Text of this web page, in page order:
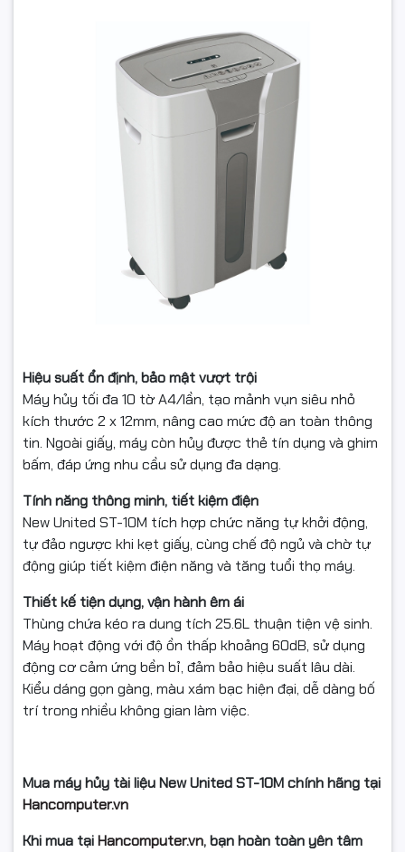
Hiệu suất ổn định, bảo mật vượt trội
Máy hủy tối đa 10 tờ A4/lần, tạo mảnh vụn siêu nhỏ
kích thước 2 x 12mm, nâng cao mức độ an toàn thông
tin. Ngoài giấy, máy còn hủy được thẻ tín dụng và ghim
bấm, đáp ứng nhu cầu sử dụng đa dạng.
Tính năng thông minh, tiết kiệm điện
New United ST-10M tích hợp chức năng tự khởi động,
tự đảo ngược khi kẹt giấy, cùng chế độ ngủ và chờ tự
động giúp tiết kiệm điện năng và tăng tuổi thọ máy.
Thiết kế tiện dụng, vận hành êm ái
Thùng chứa kéo ra dung tích 25.6L thuận tiện vệ sinh.
Máy hoạt động với độ ồn thấp khoảng 60dB, sử dụng
động cơ cảm ứng bền bỉ, đảm bảo hiệu suất lâu dài.
Kiểu dáng gọn gàng, màu xám bạc hiện đại, dễ dàng bố
trí trong nhiều không gian làm việc.
Mua máy hủy tài liệu New United ST-10M chính hãng tại
Hancomputer.vn
Khi mua tạiHancomputer.vn, bạn hoàn toàn yên tâm